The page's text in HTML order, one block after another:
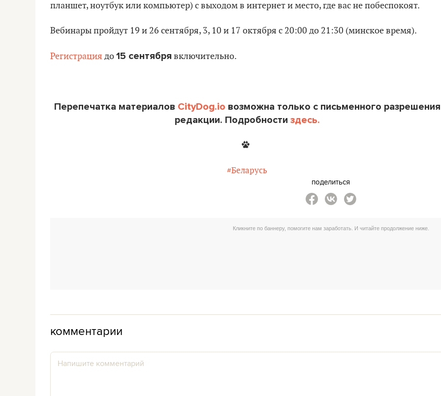
планшет, ноутбук или компьютер) с выходом в интернет и место, где вас не побеспокоят.
Вебинары пройдут 19 и 26 сентября, 3, 10 и 17 октября с 20:00 до 21:30 (минское время).
Регистрация до15 сентября включительно.
Перепечатка материалов CityDog.io возможна только с письменного разрешения
редакции. Подробности здесь.
#Беларусь
поделиться
комментарии